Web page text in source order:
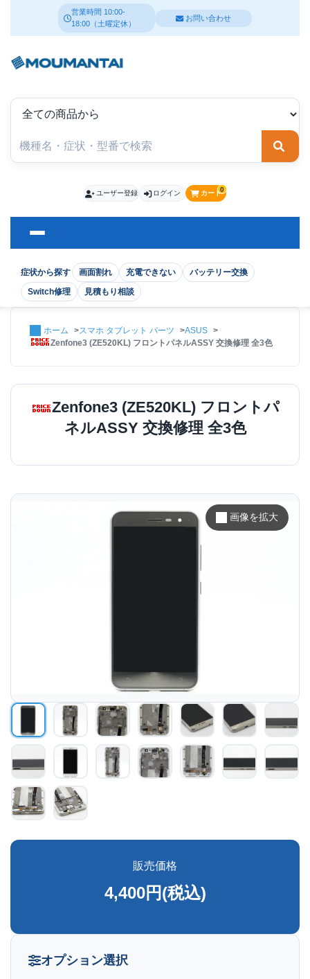
営業時間 10:00-
18:00（土曜定休）
お問い合わせ
検索
症状から探す 画面割れ 充電できない
バッテリー交換
Switch修理
見積もり相談
ユーザー登録 ログイン カート0
ホーム スマホ タブレット パーツ
ASUS
Zenfone3 (ZE520KL) フロントパネルASSY 交換修理 全3色
Zenfone3 (ZE520KL) フロントパ
ネルASSY 交換修理 全3色
画像を拡大
販売価格
4,400円(税込)
オプション選択